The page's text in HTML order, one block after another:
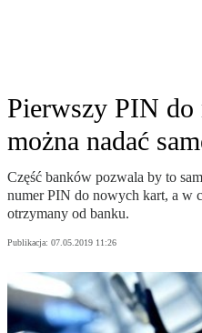
Pierwszy PIN
można nadać
Część banków pozwala by to
numer PIN do nowych kart, a w
otrzymany od banku.
Publikacja: 07.05.2019 11:26